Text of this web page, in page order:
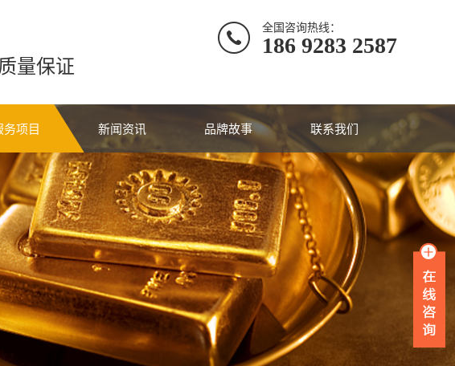
量保证
全国咨询热线：
186 9283 2587
务项目 新闻资讯 品牌故事 联系我们